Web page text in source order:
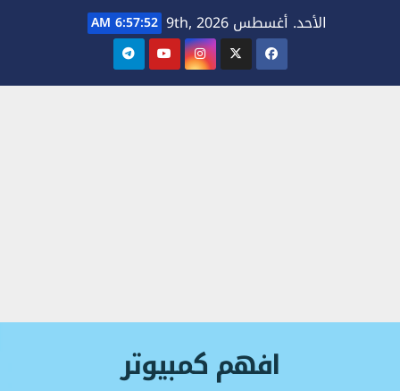
الأحد. أغسطس 9th, 2026 6:57:52 AM
افهم كمبيوتر